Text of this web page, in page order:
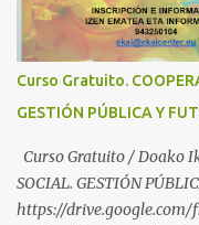
ezagutzen dituzu?
manipulazioetatik
partekatu nahi badituzu:
https://whatsapp.com/
SÍGUENOS EN
sub_confirmation=1
Curso Gratuito.
GESTIÓN PÚBLICA Y
Curso Gratuito / Doako
SOCIAL. GESTIÓN
https://drive.google.com/